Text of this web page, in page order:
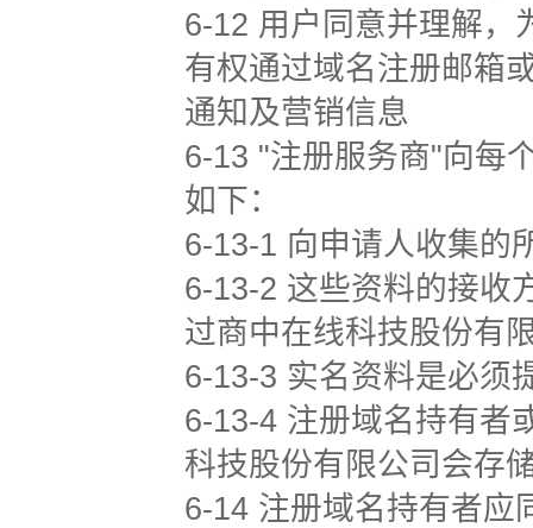
6-12 用户同意并理解，
有权通过域名注册邮箱
通知及营销信息
6-13 "注册服务商"向每
如下：
6-13-1 向申请人收集的
6-13-2 这些资料的接收
过商中在线科技股份有
6-13-3 实名资料是必须
6-13-4 注册域名持有者
科技股份有限公司会存
6-14 注册域名持有者应